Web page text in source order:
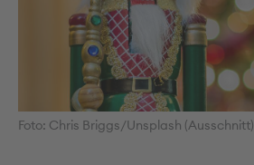
Foto: Chris Briggs/Unsplash (Ausschnitt)